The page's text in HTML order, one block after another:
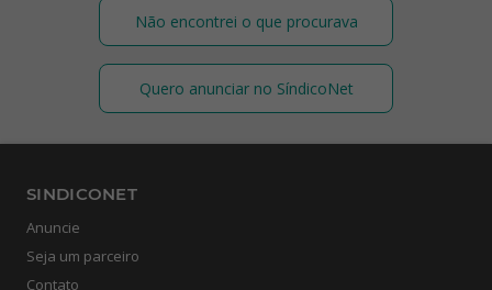
Não encontrei o que procurava
Quero anunciar no SíndicoNet
SINDICONET
Anuncie
Seja um parceiro
Contato